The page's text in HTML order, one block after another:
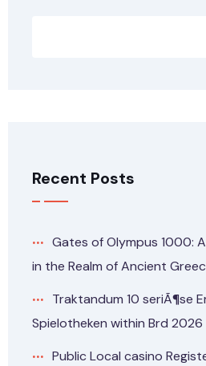
Recent Posts
Gates of Olympus 1000:
in the Realm of Ancient
Traktandum 10 seriÃ¶se
Spielotheken within Brd 2026
Public Local casino